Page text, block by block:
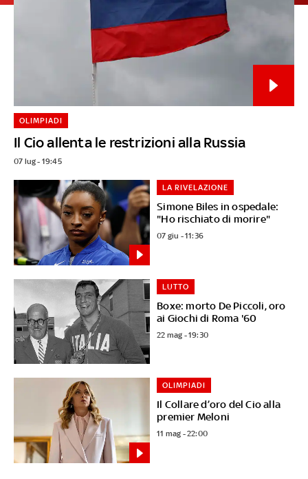
Il Cio allenta le restrizioni alla Russia
OLIMPIADI
07 lug - 19:45
Simone Biles in ospedale:
"Ho rischiato di morire"
LA RIVELAZIONE
07 giu - 11:36
Boxe: morto De Piccoli, oro
ai Giochi di Roma '60
LUTTO
22 mag - 19:30
Il Collare d’oro del Cio alla
premier Meloni
OLIMPIADI
11 mag - 22:00